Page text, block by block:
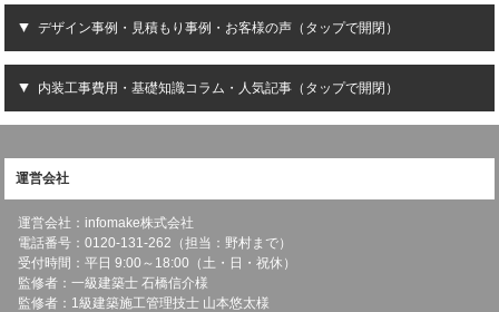
デザイン事例・見積もり事例・お客様の声（タップで開閉）
内装工事費用・基礎知識コラム・人気記事（タップで開閉）
運営会社
運営会社：infomake株式会社
電話番号：0120-131-262（担当：野村まで）
受付時間：平日 9:00～18:00（土・日・祝休）
監修者：一級建築士 石橋信介様
監修者：1級建築施工管理技士 山本悠太様